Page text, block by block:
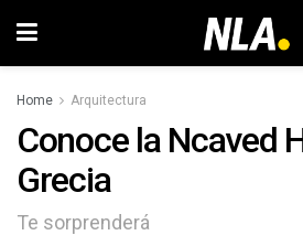
Home Arquitectura
Conoce la Ncaved
Grecia
Te sorprenderá